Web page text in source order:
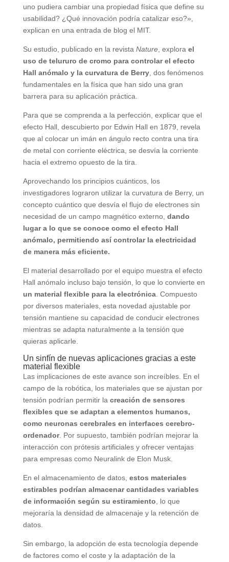
uno pudiera cambiar una propiedad física que define su
usabilidad? ¿Qué innovación podría catalizar eso?»,
explican en una entrada de blog el MIT.
Su estudio, publicado en la revista Nature, explorael
uso de telururo de cromo para controlar el efecto
Hall anómalo y la curvatura de Berry, dos fenómenos
fundamentales en la física que han sido una gran
barrera para su aplicación práctica.
Para que se comprenda a la perfección, explicar que el
efecto Hall, descubierto por Edwin Hall en 1879, revela
que al colocar un imán en ángulo recto contra una tira
de metal con corriente eléctrica, se desvía la corriente
hacia el extremo opuesto de la tira.
Aprovechando los principios cuánticos, los
investigadores lograron utilizar la curvatura de Berry, un
concepto cuántico que desvía el flujo de electrones sin
necesidad de un campo magnético externo, dando
lugar a lo que se conoce como el efecto Hall
anómalo, permitiendo así controlar la electricidad
de manera más eficiente.
El material desarrollado por el equipo muestra el efecto
Hall anómalo incluso bajo tensión, lo que lo convierte en
un material flexible para la electrónica. Compuesto
por diversos materiales, esta novedad ajustable por
tensión mantiene su capacidad de conducir electrones
mientras se adapta naturalmente a la tensión que
quieras aplicarle.
Un sinfín de nuevas aplicaciones gracias a este
material flexible
Las implicaciones de este avance son increíbles. En el
campo de la robótica, los materiales que se ajustan por
tensión podrían permitir lacreación de sensores
flexibles que se adaptan a elementos humanos,
como neuronas cerebrales en interfaces cerebro-
ordenador. Por supuesto, también podrían mejorar la
interacción con prótesis artificiales y ofrecer ventajas
para empresas como Neuralink de Elon Musk.
En el almacenamiento de datos, estos materiales
estirables podrían almacenar cantidades variables
de información según su estiramiento, lo que
mejoraría la densidad de almacenaje y la retención de
datos.
Sin embargo, la adopción de esta tecnología depende
de factores como el coste y la adaptación de la